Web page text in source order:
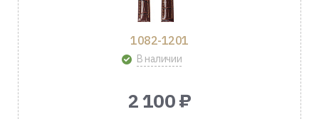
1082-1201
В наличии
2 100 ₽